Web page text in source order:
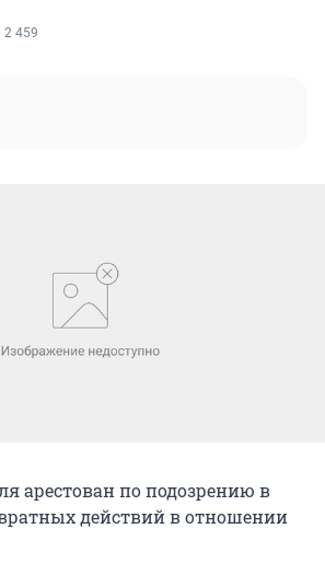
2 459
арестован по подозрению в
действий в отношении